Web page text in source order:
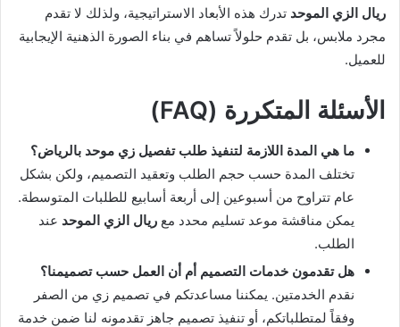
ريال الزي الموحد تدرك هذه الأبعاد الاستراتيجية، ولذلك لا تقدم
مجرد ملابس، بل تقدم حلولاً تساهم في بناء الصورة الذهنية الإيجابية
للعميل.
الأسئلة المتكررة (FAQ)
ما هي المدة اللازمة لتنفيذ طلب تفصيل زي موحد بالرياض؟
تختلف المدة حسب حجم الطلب وتعقيد التصميم، ولكن بشكل
عام تتراوح من أسبوعين إلى أربعة أسابيع للطلبات المتوسطة.
يمكن مناقشة موعد تسليم محدد مع ريال الزي الموحد عند
الطلب.
هل تقدمون خدمات التصميم أم أن العمل حسب تصميمنا؟
نقدم الخدمتين. يمكننا مساعدتكم في تصميم زي من الصفر
وفقاً لمتطلباتكم، أو تنفيذ تصميم جاهز تقدمونه لنا ضمن خدمة